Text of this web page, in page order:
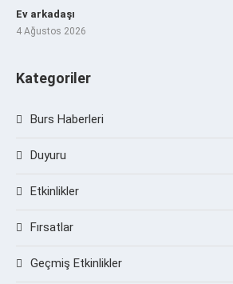
Ev arkadaşı
4 Ağustos 2026
Kategoriler
Burs Haberleri
Duyuru
Etkinlikler
Fırsatlar
Geçmiş Etkinlikler